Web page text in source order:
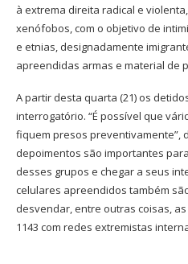
à extrema direita radical e
xenófobos, com o objetivo de
e etnias, designadamente
apreendidas armas e material de
A partir desta quarta (21) os
interrogatório. “É possível que
fiquem presos preventivamente”,
depoimentos são importantes
desses grupos e chegar a seus
celulares apreendidos também
desvendar, entre outras coisas,
1143 com redes extremistas